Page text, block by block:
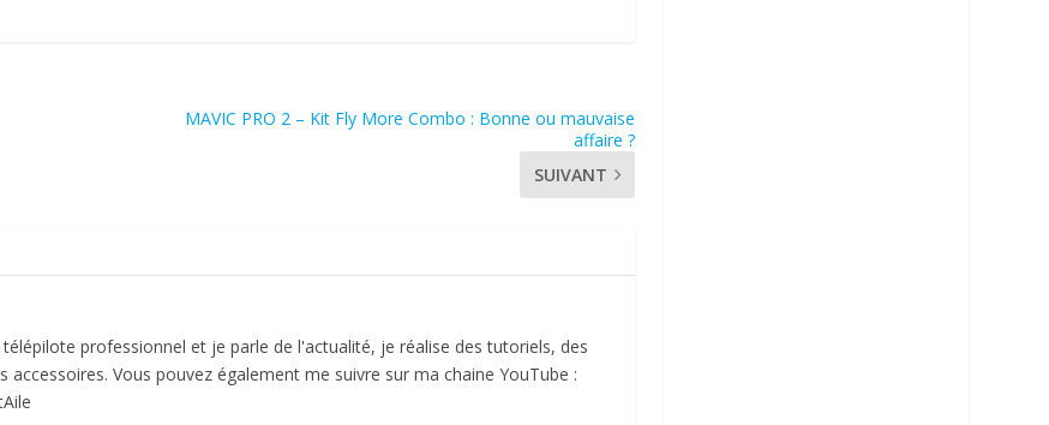
MAVIC PRO 2 – Kit Fly More Combo : Bonne ou mauvaise
affaire ?
SUIVANT
professionnel et je parle de l'actualité, je réalise des tutoriels, des
accessoires. Vous pouvez également me suivre sur ma chaine YouTube :